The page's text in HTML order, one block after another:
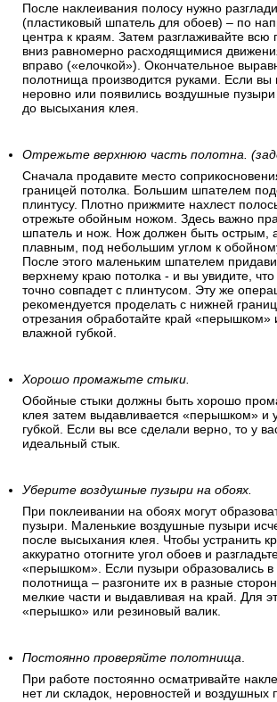
После наклеивания полосу нужно
(пластиковый шпатель для обоев) – по
центра к краям. Затем разглаживайте всю
вниз равномерно расходящимися
вправо («елочкой»). Окончательное
полотнища производится руками. Если вы
неровно или появились воздушные пузыри
до высыхания клея.
Отрежьте верхнюю часть полотна.
Сначала продавите место
границей потолка. Большим шпателем
плинтусу. Плотно прижмите нахлест
отрежьте обойным ножом. Здесь важно
шпатель и нож. Нож должен быть острым,
плавным, под небольшим углом к
После этого маленьким шпателем
верхнему краю потолка - и вы увидите,
точно совпадет с плинтусом. Эту же
рекомендуется проделать с нижней
отрезания обработайте край «перышком»
влажной губкой.
Хорошо промажьте стыки.
Обойные стыки должны быть хорошо
клея затем выдавливается «перышком» и
губкой. Если вы все сделали верно, то у
идеальный стык.
Уберите воздушные пузыри на обоях.
При поклеивании на обоях могут
пузыри. Маленькие воздушные пузыри
после высыхания клея. Чтобы устранить
аккуратно отогните угол обоев и
«перышком». Если пузыри образовались в
полотнища – разгоните их в разные
мелкие части и выдавливая на край. Для
«перышко» или резиновый валик.
Постоянно проверяйте полотнища.
При работе постоянно осматривайте
нет ли складок, неровностей и воздушных